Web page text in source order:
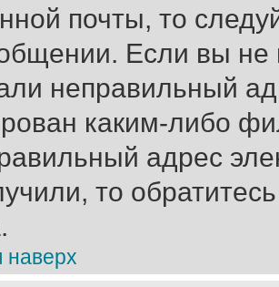
почты, то
Если вы
неправильный
каким-либо
адрес
то
наверх